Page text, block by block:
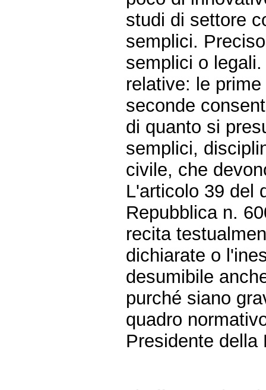
studi di settore
semplici.
semplici o
relative: le
seconde
di quanto si
semplici,
civile, che
L'articolo 39 del
Repubblica n.
recita
dichiarate o
desumibile
purché siano
quadro
Presidente della